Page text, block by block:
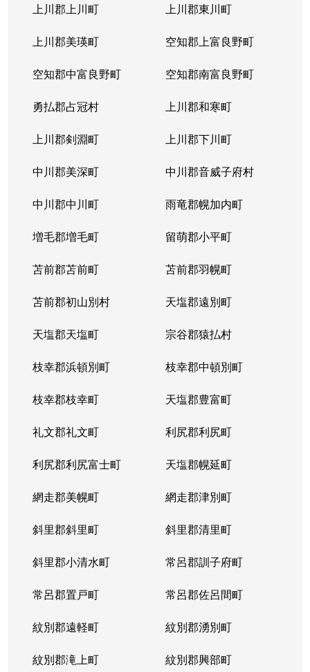
上川郡上川町 上川郡東川町
上川郡美瑛町 空知郡上富良野町
空知郡中富良野町 空知郡南富良野町
勇払郡占冠村 上川郡和寒町
上川郡剣淵町 上川郡下川町
中川郡美深町 中川郡音威子府村
中川郡中川町 雨竜郡幌加内町
増毛郡増毛町 留萌郡小平町
苫前郡苫前町 苫前郡羽幌町
苫前郡初山別村 天塩郡遠別町
天塩郡天塩町 宗谷郡猿払村
枝幸郡浜頓別町 枝幸郡中頓別町
枝幸郡枝幸町 天塩郡豊富町
礼文郡礼文町 利尻郡利尻町
利尻郡利尻富士町 天塩郡幌延町
網走郡美幌町 網走郡津別町
斜里郡斜里町 斜里郡清里町
斜里郡小清水町 常呂郡訓子府町
常呂郡置戸町 常呂郡佐呂間町
紋別郡遠軽町 紋別郡湧別町
紋別郡滝上町 紋別郡興部町